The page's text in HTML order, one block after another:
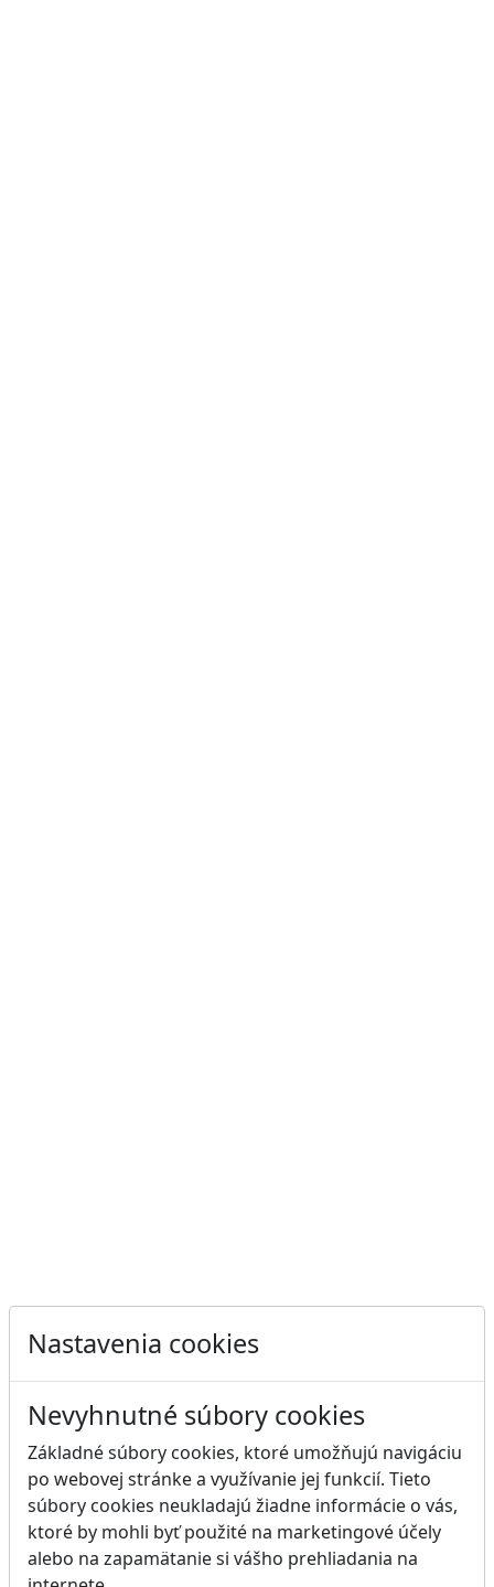
Nastavenia cookies
Nevyhnutné súbory cookies
Základné súbory cookies, ktoré umožňujú navigáciu
po webovej stránke a využívanie jej funkcií. Tieto
súbory cookies neukladajú žiadne informácie o vás,
ktoré by mohli byť použité na marketingové účely
alebo na zapamätanie si vášho prehliadania na